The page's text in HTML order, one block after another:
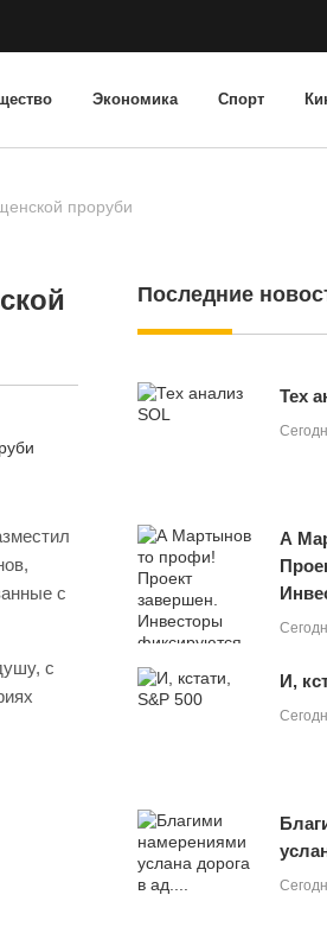
Экономика Спорт
проруби
с
с
Последние
Тех
А
И,